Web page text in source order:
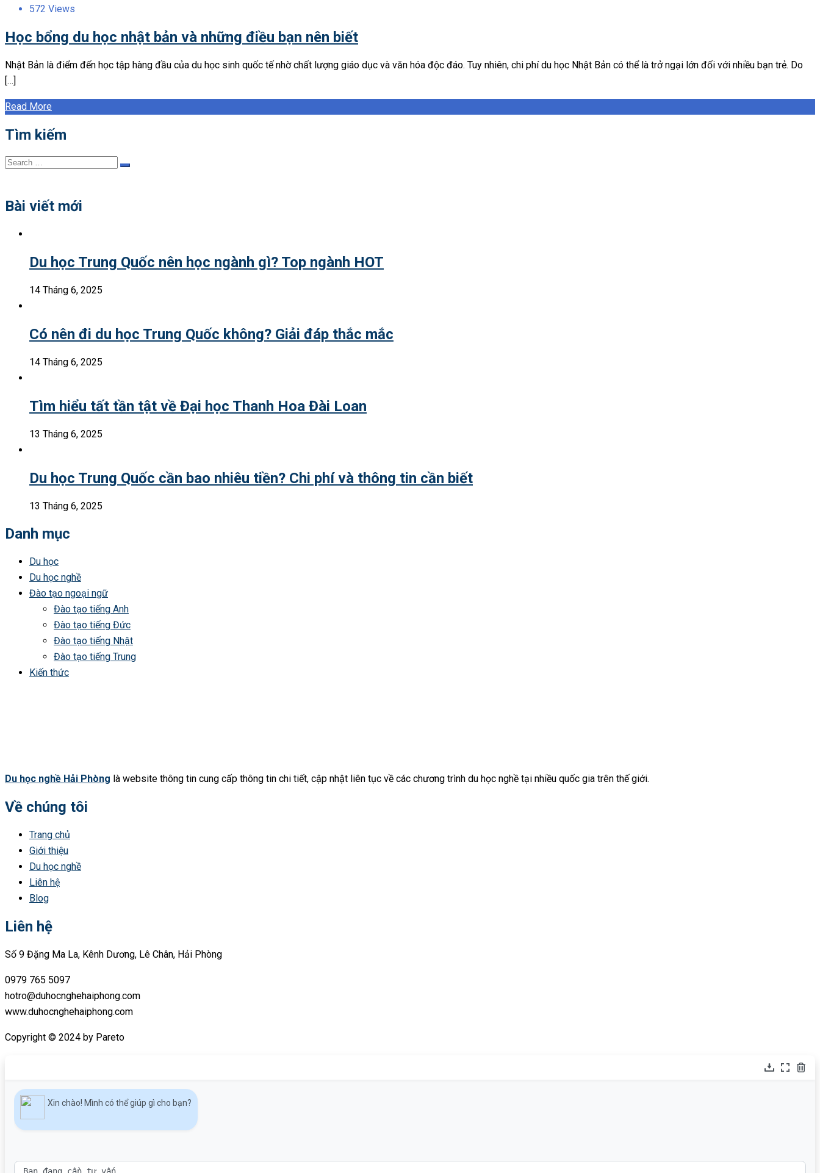
572 Views
Học bổng du học nhật bản và những điều bạn nên biết
Nhật Bản là điểm đến học tập hàng đầu của du học sinh quốc tế nhờ chất lượng giáo dục và văn hóa độc đáo. Tuy nhiên, chi phí du học Nhật Bản có thể là trở ngại lớn đối với nhiều bạn trẻ. Do
[…]
Read More
Tìm kiếm
Search
Search
Bài viết mới
Du học Trung Quốc nên học ngành gì? Top ngành HOT
14 Tháng 6, 2025
Có nên đi du học Trung Quốc không? Giải đáp thắc mắc
14 Tháng 6, 2025
Tìm hiểu tất tần tật về Đại học Thanh Hoa Đài Loan
13 Tháng 6, 2025
Du học Trung Quốc cần bao nhiêu tiền? Chi phí và thông tin cần biết
13 Tháng 6, 2025
Danh mục
Du học
Du học nghề
Đào tạo ngoại ngữ
Đào tạo tiếng Anh
Đào tạo tiếng Đức
Đào tạo tiếng Nhật
Đào tạo tiếng Trung
Kiến thức
Du học nghề Hải Phòng là website thông tin cung cấp thông tin chi tiết, cập nhật liên tục về các chương trình du học nghề tại nhiều quốc gia trên thế giới.
Về chúng tôi
Trang chủ
Giới thiệu
Du học nghề
Liên hệ
Blog
Liên hệ
Số 9 Đặng Ma La, Kênh Dương, Lê Chân, Hải Phòng
0979 765 5097
hotro@duhocnghehaiphong.com
www.duhocnghehaiphong.com
Copyright © 2024 by Pareto
Xin chào! Mình có thể giúp gì cho bạn?